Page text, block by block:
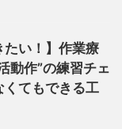
たい！】作業療
動作”の練習チェ
くてもできる工